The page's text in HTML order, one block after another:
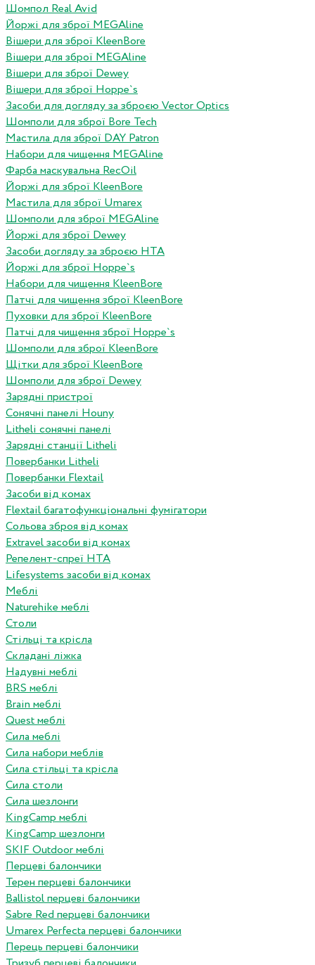
Шомпол Real Avid
Йоржі для зброї MEGAline
Вішери для зброї KleenBore
Вішери для зброї MEGAline
Вішери для зброї Dewey
Вішери для зброї Hoppe`s
Засоби для догляду за зброєю Vector Optics
Шомполи для зброї Bore Tech
Мастила для зброї DAY Patron
Набори для чищення MEGAline
Фарба маскувальна RecOil
Йоржі для зброї KleenBore
Мастила для зброї Umarex
Шомполи для зброї MEGAline
Йоржі для зброї Dewey
Засоби догляду за зброєю HTA
Йоржі для зброї Hoppe`s
Набори для чищення KleenBore
Патчі для чищення зброї KleenBore
Пуховки для зброї KleenBore
Патчі для чищення зброї Hoppe`s
Шомполи для зброї KleenBore
Щітки для зброї KleenBore
Шомполи для зброї Dewey
Зарядні пристрої
Сонячні панелі Houny
Litheli сонячні панелі
Зарядні станції Litheli
Повербанки Litheli
Повербанки Flextail
Засоби від комах
Flextail багатофункціональні фумігатори
Сольова зброя від комах
Extravel засоби від комах
Репелент-спреї HTA
Lifesystems засоби від комах
Меблі
Naturehike меблі
Столи
Стільці та крісла
Складані ліжка
Надувні меблі
BRS меблі
Brain меблі
Quest меблі
Сила меблі
Сила набори меблів
Сила стільці та крісла
Сила столи
Сила шезлонги
KingCamp меблі
KingCamp шезлонги
SKIF Outdoor меблі
Перцеві балончики
Терен перцеві балончики
Ballistol перцеві балончики
Sabre Red перцеві балончики
Umarex Perfecta перцеві балончики
Перець перцеві балончики